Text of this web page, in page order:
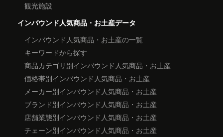
観光施設
インバウンド人気商品・お土産データ
インバウンド人気商品・お土産の一覧
キーワードから探す
商品カテゴリ別インバウンド人気商品・お土産
価格帯別インバウンド人気商品・お土産
メーカー別インバウンド人気商品・お土産
ブランド別インバウンド人気商品・お土産
店舗業態別インバウンド人気商品・お土産
チェーン別インバウンド人気商品・お土産